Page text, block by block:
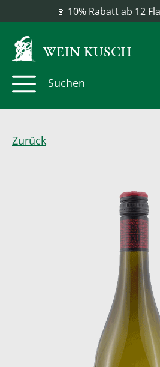
📦
Zurück